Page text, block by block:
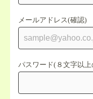
メールアドレス(確認)
パスワード(８文字以